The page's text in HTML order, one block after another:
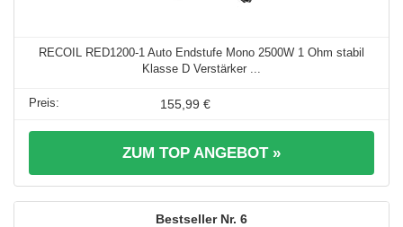
RECOIL RED1200-1 Auto Endstufe Mono 2500W 1 Ohm stabil
Klasse D Verstärker ...
155,99 €
ZUM TOP ANGEBOT »
6